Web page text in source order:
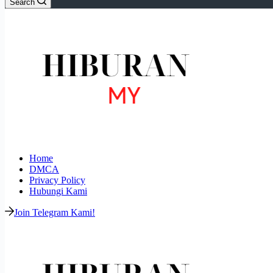
Search
Home
DMCA
Privacy Policy
Hubungi Kami
Join Telegram Kami!